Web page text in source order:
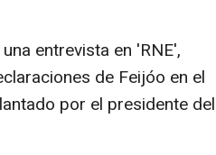
entrevista en 'RNE',
de Feijóo en el
por el presidente del